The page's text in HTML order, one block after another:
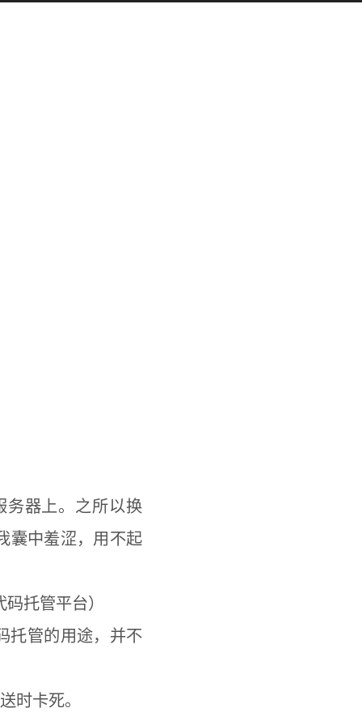
务器上。之所以换
囊中羞涩，用不起
托管平台）
托管的用途，并不
时卡死。